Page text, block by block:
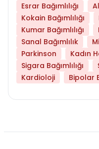
Esrar Bağımlılığı
Kokain Bağımlılığı
Kumar Bağımlılığı
Sanal Bağımlılık
Parkinson
Kadın
Sigara Bağımlılığı
Kardioloji
Bipolar